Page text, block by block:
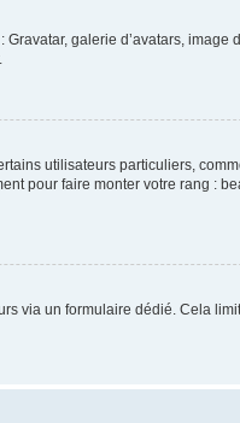
galerie d’avatars, image
utilisateurs particuliers,
pour faire monter votre rang :
via un formulaire dédié. Cela